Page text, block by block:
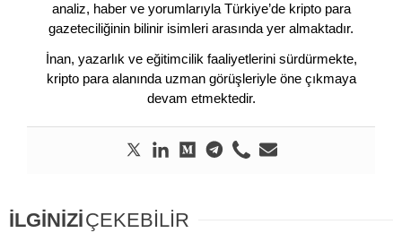
analiz, haber ve yorumlarıyla Türkiye’de kripto para
gazeteciliğinin bilinir isimleri arasında yer almaktadır.
İnan, yazarlık ve eğitimcilik faaliyetlerini sürdürmekte,
kripto para alanında uzman görüşleriyle öne çıkmaya
devam etmektedir.
İLGİNİZİÇEKEBİLİR